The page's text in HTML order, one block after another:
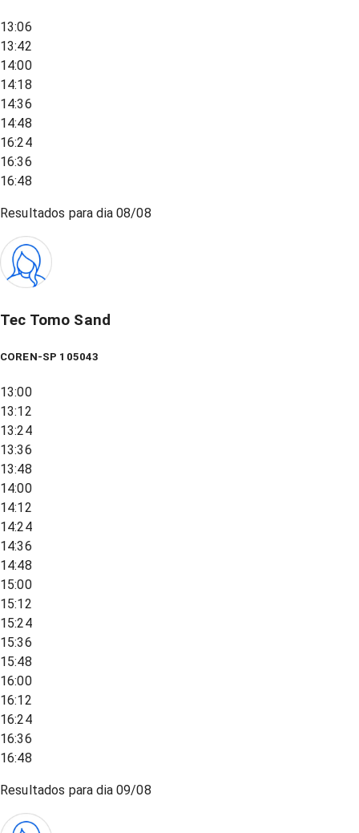
13:06
13:42
14:00
14:18
14:36
14:48
16:24
16:36
16:48
Resultados para dia08/08
Tec Tomo Sand
COREN-SP 105043
13:00
13:12
13:24
13:36
13:48
14:00
14:12
14:24
14:36
14:48
15:00
15:12
15:24
15:36
15:48
16:00
16:12
16:24
16:36
16:48
Resultados para dia09/08